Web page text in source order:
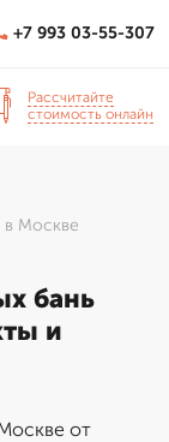
+7 993 03-55-307
Рассчитайте
стоимость онлайн
в Москве
бань
и
от